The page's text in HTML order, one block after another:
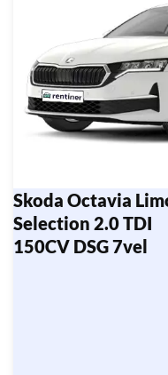
Skoda Octavia
Selection 2.0 TDI
150CV DSG 7vel